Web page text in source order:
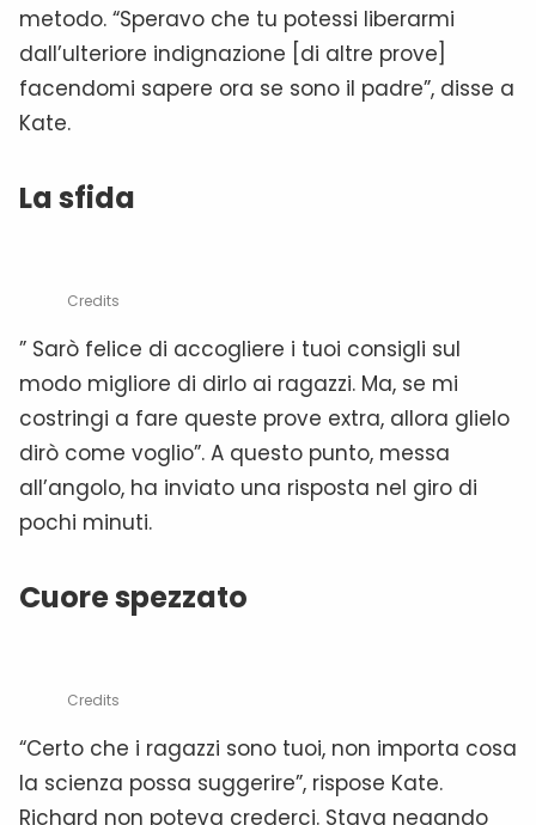
metodo. “Speravo che tu potessi liberarmi
dall’ulteriore indignazione [di altre prove]
facendomi sapere ora se sono il padre”, disse a
Kate.
La sfida
Credits
” Sarò felice di accogliere i tuoi consigli sul
modo migliore di dirlo ai ragazzi. Ma, se mi
costringi a fare queste prove extra, allora glielo
dirò come voglio”. A questo punto, messa
all’angolo, ha inviato una risposta nel giro di
pochi minuti.
Cuore spezzato
Credits
“Certo che i ragazzi sono tuoi, non importa cosa
la scienza possa suggerire”, rispose Kate.
Richard non poteva crederci. Stava negando